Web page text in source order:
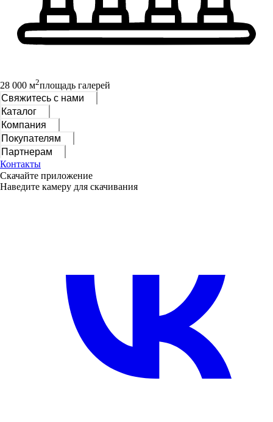
28 000 м2площадь галерей
Свяжитесь с нами
Каталог
Компания
Покупателям
Партнерам
Контакты
Скачайте приложение
Наведите камеру для скачивания